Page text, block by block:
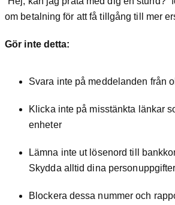
om betalning för att få tillgång till mer
Gör inte detta:
Svara inte på meddelanden från
Klicka inte på misstänkta länkar
enheter
Lämna inte ut lösenord till
Skydda alltid dina personuppgifter
Blockera dessa nummer och